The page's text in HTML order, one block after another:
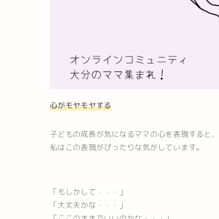
心がモヤモヤする
子どもの成長が気になるママの心を表現すると、
私はこの表現がぴったりな気がしています。
「もしかして・・・」
「大丈夫かな・・・」